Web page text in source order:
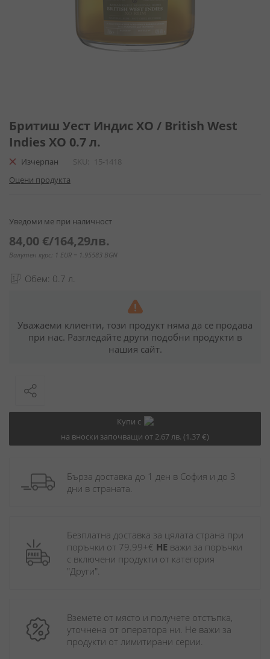
към
началото
на
галерия
снимки
Бритиш Уест Индис XO / British West
Indies XO 0.7 л.
Изчерпан SKU
15-1418
Оцени продукта
Уведоми ме при наличност
84,00 €/164,29лв.
Валутен курс: 1 EUR = 1.95583 BGN
Обем: 0.7 л.
Уважаеми клиенти, този продукт няма да се продава
при нас. Разгледайте други подобни продукти в
нашия сайт.
Купи с
на вноски започващи от 2.67 лв. (1.37 €)
Бърза доставка до 1 ден в София и до 3
дни в страната.
Безплатна доставка за цялата страна при
поръчки от 79.99+€ НЕ важи за поръчки
с включени продукти от категория
"Други".
Вземете от място и получете отстъпка,
уточнена от оператора ни. Не важи за
продукти от лимитирани серии.